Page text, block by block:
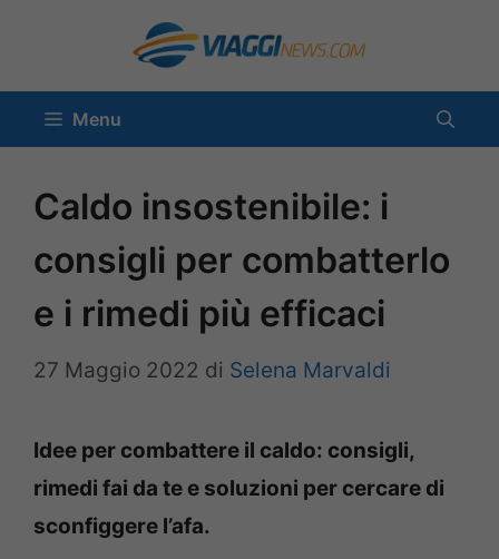
contenuto
Menu
Caldo insostenibile: i
consigli per combatterlo
e i rimedi più efficaci
27 Maggio 2022 di Selena Marvaldi
Idee per combattere il caldo: consigli,
rimedi fai da te e soluzioni per cercare di
sconfiggere l’afa.